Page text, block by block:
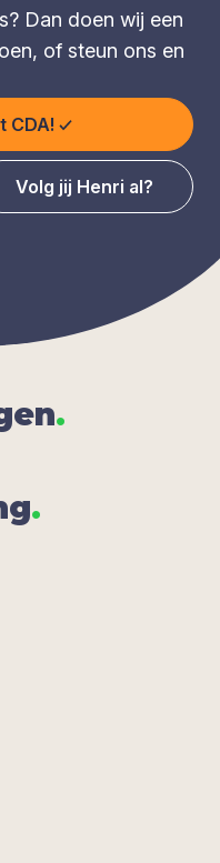
Dan doen wij een
of steun ons en
CDA!
Volg jij Henri al?
.
.